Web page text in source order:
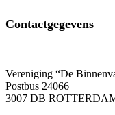
Contactgegevens
Vereniging “De
Postbus 24066
3007 DB